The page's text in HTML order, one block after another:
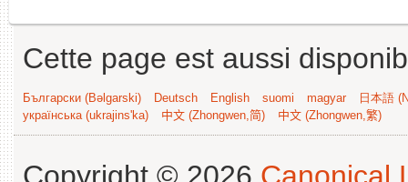
Cette page est aussi
Български (Bəlgarski) Deutsch English suomi magyar
日本語
українська (ukrajins'ka)
中文 (Zhongwen,简) 中文 (Zhongwen,繁)